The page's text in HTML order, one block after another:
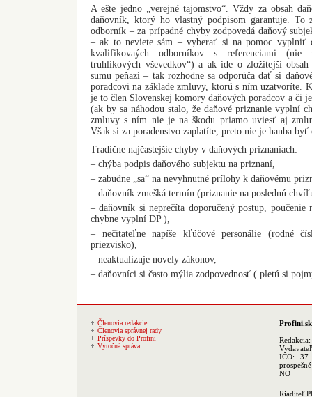
A ešte jedno „verejné tajomstvo“. Vždy za obsah
daňovník, ktorý ho vlastný podpisom garantuje.
odborník – za prípadné chyby zodpovedá daňový
– ak to neviete sám – vyberať si na pomoc vyplniť
kvalifikovaých odborníkov s referenciami (nie
truhlíkových vševedkov“) a ak ide o zložitejší
sumu peňazí – tak rozhodne sa odporúča dať si
poradcovi na základe zmluvy, ktorú s ním uzatvoríte.
je to člen Slovenskej komory daňových poradcov a či
(ak by sa náhodou stalo, že daňové priznanie vyplní
zmluvy s ním nie je na škodu priamo uviesť aj
Však si za poradenstvo zaplatíte, preto nie je hanba byť
Tradične najčastejšie chyby v daňových priznaniach:
– chýba podpis daňového subjektu na priznaní,
– zabudne „sa“ na nevyhnutné prílohy k daňovému
– daňovník zmešká termín (priznanie na poslednú
– daňovník si neprečíta doporučený postup, poučenie
chybne vyplní DP ),
– nečitateľne napíše kľúčové personálie (rodné
priezvisko),
– neaktualizuje novely zákonov,
– daňovníci si často mýlia zodpovednosť ( pletú si
Členovia redakcie
Členovia správnej rady
Príspevky do Profini
Výročná správa
Profini.sk
Redakcia:
IČO: 37
NO
Riaditeľ